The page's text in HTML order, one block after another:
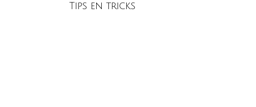
Tips en tricks